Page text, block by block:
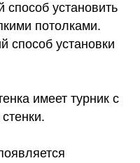
способ установить
потолками.
способ установки
имеет турник c